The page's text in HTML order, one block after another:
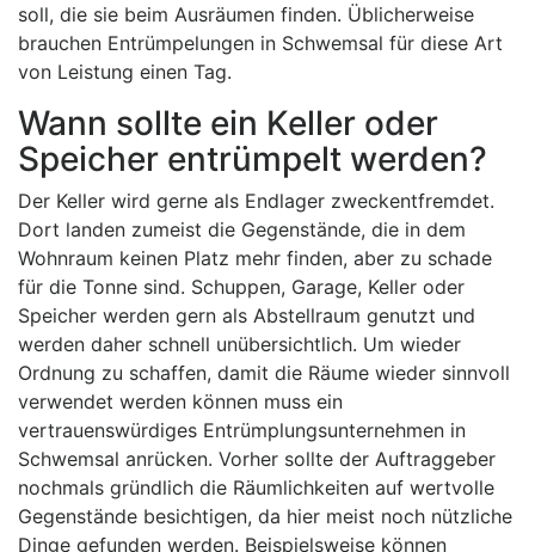
soll, die sie beim Ausräumen finden. Üblicherweise
brauchen Entrümpelungen in Schwemsal für diese Art
von Leistung einen Tag.
Wann sollte ein Keller oder
Speicher entrümpelt werden?
Der Keller wird gerne als Endlager zweckentfremdet.
Dort landen zumeist die Gegenstände, die in dem
Wohnraum keinen Platz mehr finden, aber zu schade
für die Tonne sind. Schuppen, Garage, Keller oder
Speicher werden gern als Abstellraum genutzt und
werden daher schnell unübersichtlich. Um wieder
Ordnung zu schaffen, damit die Räume wieder sinnvoll
verwendet werden können muss ein
vertrauenswürdiges Entrümplungsunternehmen in
Schwemsal anrücken. Vorher sollte der Auftraggeber
nochmals gründlich die Räumlichkeiten auf wertvolle
Gegenstände besichtigen, da hier meist noch nützliche
Dinge gefunden werden. Beispielsweise können